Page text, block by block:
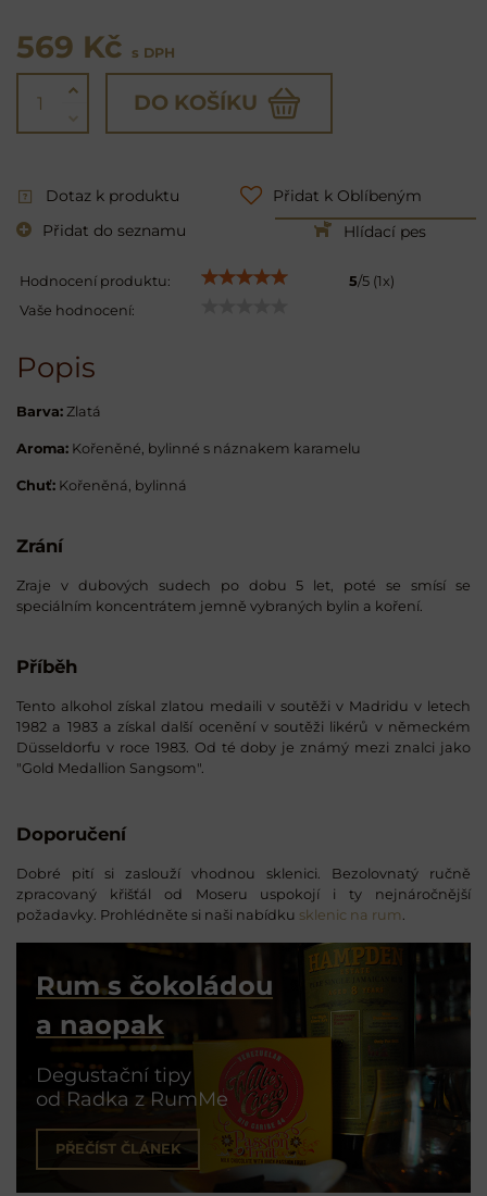
569 Kč s DPH
DO KOŠÍKU
Dotaz k produktu
Přidat k Oblíbeným
Přidat do seznamu
Hlídací pes
Hodnocení produktu: 5/5 (1x)
Vaše hodnocení:
Popis
Barva: Zlatá
Aroma: Kořeněné, bylinné s náznakem karamelu
Chuť: Kořeněná, bylinná
Zrání
Zraje v dubových sudech po dobu 5 let, poté se smísí se
speciálním koncentrátem jemně vybraných bylin a koření.
Příběh
Tento alkohol získal zlatou medaili v soutěži v Madridu v letech
1982 a 1983 a získal další ocenění v soutěži likérů v německém
Düsseldorfu v roce 1983. Od té doby je známý mezi znalci jako
"Gold Medallion Sangsom".
Doporučení
Dobré pití si zaslouží vhodnou sklenici. Bezolovnatý ručně
zpracovaný křišťál od Moseru uspokojí i ty nejnáročnější
požadavky. Prohlédněte si naši nabídku sklenic na rum .
Rum s čokoládou
a naopak
Degustační tipy
od Radka z RumMe
PŘEČÍST ČLÁNEK